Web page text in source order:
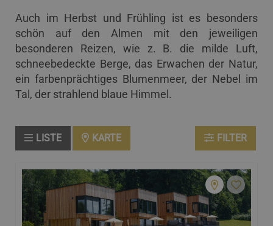
Auch im Herbst und Frühling ist es besonders
schön auf den Almen mit den jeweiligen
besonderen Reizen, wie z. B. die milde Luft,
schneebedeckte Berge, das Erwachen der Natur,
ein farbenprächtiges Blumenmeer, der Nebel im
Tal, der strahlend blaue Himmel.
LISTE KARTE FILTER